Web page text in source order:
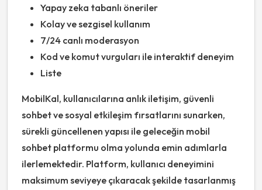
Yapay zeka tabanlı öneriler
Kolay ve sezgisel kullanım
7/24 canlı moderasyon
Kod ve komut vurguları ile interaktif deneyim
Liste
MobilKal, kullanıcılarına anlık iletişim, güvenli
sohbet ve sosyal etkileşim fırsatlarını sunarken,
sürekli güncellenen yapısı ile geleceğin mobil
sohbet platformu olma yolunda emin adımlarla
ilerlemektedir. Platform, kullanıcı deneyimini
maksimum seviyeye çıkaracak şekilde tasarlanmış